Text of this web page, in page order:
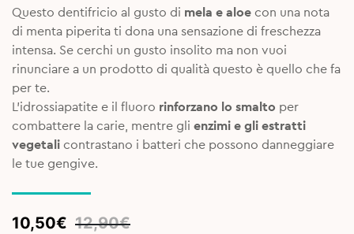
Questo dentifricio al gusto di mela e aloe con una nota
di menta piperita ti dona una sensazione di freschezza
intensa. Se cerchi un gusto insolito ma non vuoi
rinunciare a un prodotto di qualità questo è quello che fa
per te.
L’idrossiapatite e il fluoro rinforzano lo smalto per
combattere la carie, mentre gli enzimi e gli estratti
vegetali contrastano i batteri che possono danneggiare
le tue gengive.
12,90€
Original
10,50€
Current